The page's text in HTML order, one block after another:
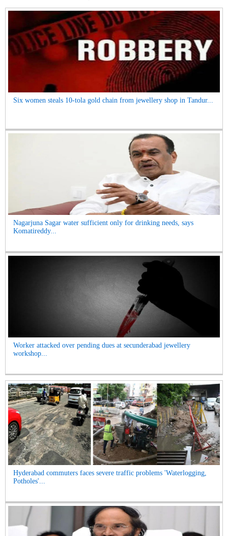
Six women steals 10-tola gold chain from jewellery shop in Tandur...
Nagarjuna Sagar water sufficient only for drinking needs, says
Komatireddy...
Worker attacked over pending dues at secunderabad jewellery
workshop...
Hyderabad commuters faces severe traffic problems 'Waterlogging,
Potholes'...